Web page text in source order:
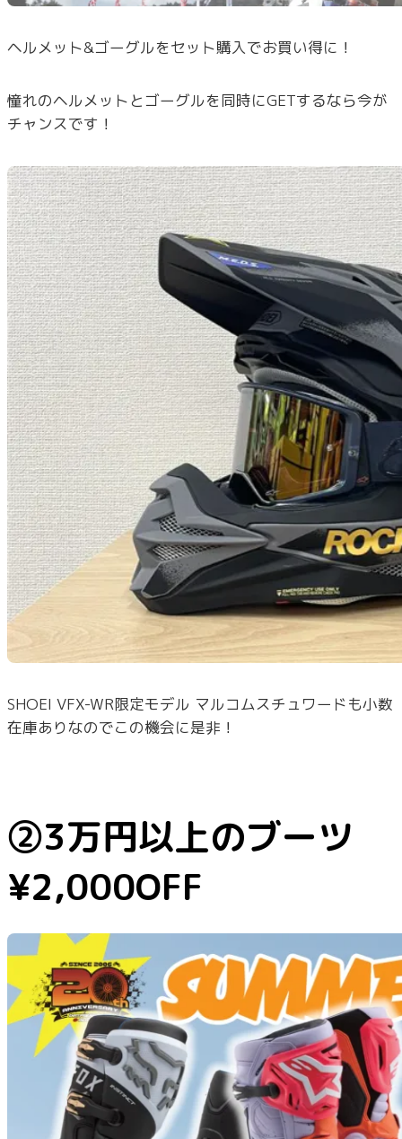
ヘルメット&ゴーグルをセット購入でお買い得に！
憧れのヘルメットとゴーグルを同時にGETするなら今が
チャンスです！
SHOEI VFX-WR限定モデル マルコムスチュワードも小数
在庫ありなのでこの機会に是非！
②3万円以上のブーツ
¥2,000OFF